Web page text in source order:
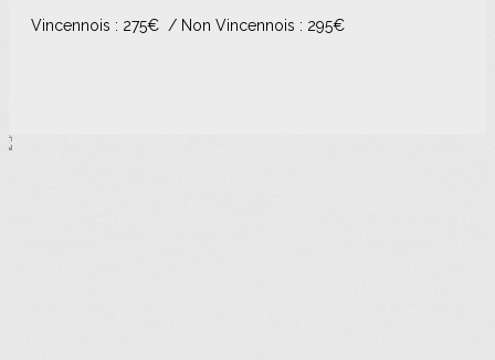
Vincennois : 275€ / Non Vincennois : 295€